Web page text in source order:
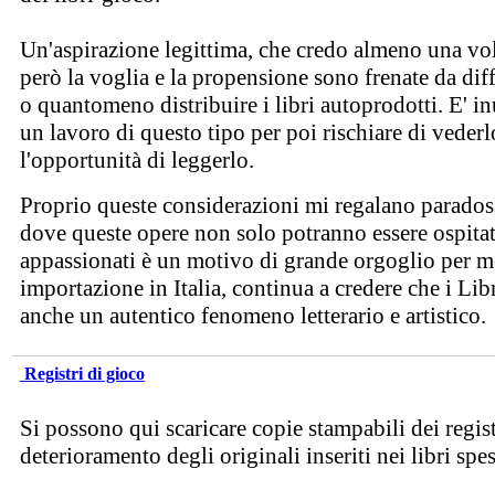
Un'aspirazione legittima, che credo almeno una
però la voglia e la propensione sono frenate da
o quantomeno distribuire i libri autoprodotti. E'
un lavoro di questo tipo per poi rischiare di
l'opportunità di leggerlo.
Proprio queste considerazioni mi regalano
dove queste opere non solo potranno essere
appassionati è un motivo di grande orgoglio per
importazione in Italia, continua a credere che i
anche un autentico fenomeno letterario e artistico.
Registri di gioco
Si possono qui scaricare copie stampabili dei
deterioramento degli originali inseriti nei libri